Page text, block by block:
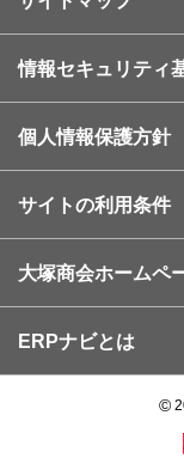
情報セキュリティ
個人情報保護方針
サイトの利用条件
大塚商会ホームペ
ERPナビとは
©